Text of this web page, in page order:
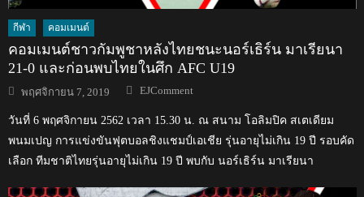
กีฬา คอมเมนต์
คอมเมนต์ชาวกัมพูชาหลังไทยชนะนอร์เธิร์น มาเรียนา
21-0 และก่อนพบไทยในศึก AFC U19
Posted
on
พฤศจิกายน 7, 2019 Author
EJComment
วันที่ 6 พฤศจิกายน 2562 เวลา 15.30 น. ณ สนาม โอลิมปิค สเตเดียม
พนมเปญ การแข่งขันฟุตบอลชิงแชมป์เอเชีย รุ่นอายุไม่เกิน 19 ปี รอบคัด
เลือก ทีมชาติไทยรุ่นอายุไม่เกิน 19 ปี พบกับ นอร์เธิร์น มาเรียนา